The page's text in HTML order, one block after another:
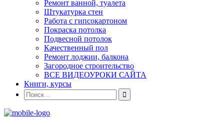
Ремонт ванной, туалета
Штукатурка стен
Работа с гипсокартоном
Покраска потолка
Подвесной потолок
Качественный пол
Ремонт лоджии, балкона
Загородное строительство
ВСЕ ВИДЕОУРОКИ САЙТА
Книги, курсы